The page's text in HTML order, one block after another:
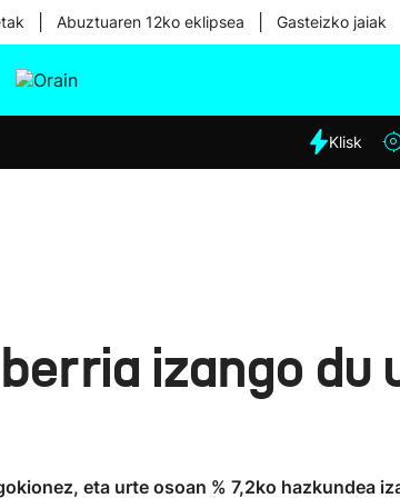
Abuztuaren 12ko eklipsea Gasteizko jaiak
Eguraldia
Klisk
izango du
eta urte osoan % 7,2ko hazkundea